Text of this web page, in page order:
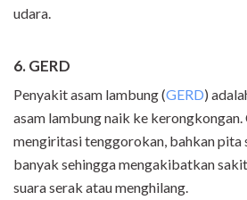
udara.
6. GERD
Penyakit asam lambung (GERD)
asam lambung naik ke kerongkongan.
mengiritasi tenggorokan, bahkan pita
banyak sehingga mengakibatkan
suara serak atau menghilang.